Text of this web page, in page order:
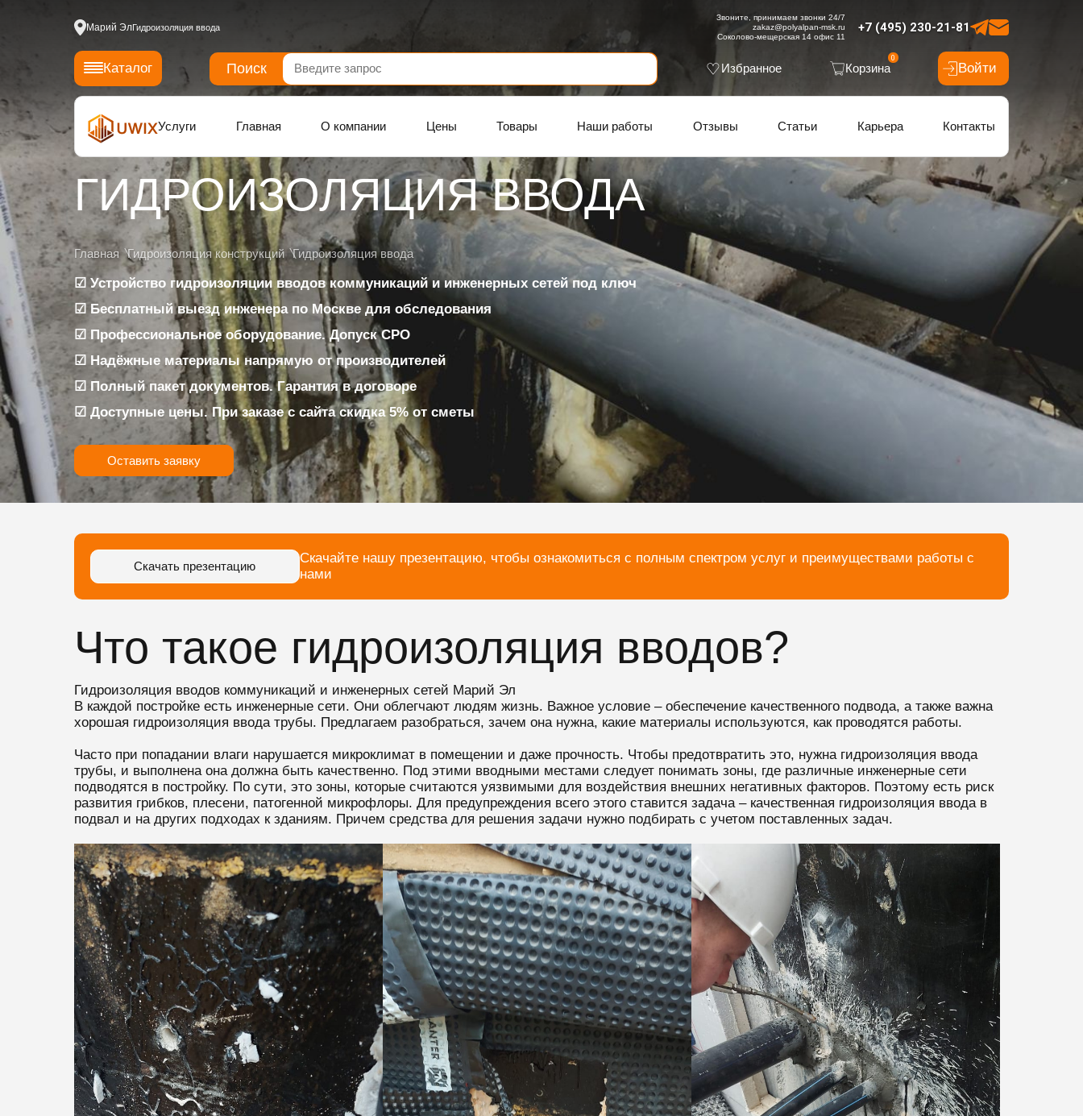
Марий ЭлГидроизоляция ввода +7 (495) 230-21-81
Звоните, принимаем звонки 24/7
zakaz@polyalpan-msk.ru
Соколово-мещерская 14 офис 11
Каталог Поиск Избранное Корзина
0
Войти
Услуги Главная О компании Цены Товары Наши работы Отзывы Статьи Карьера Контакты
ГИДРОИЗОЛЯЦИЯ ВВОДА
Главная Гидроизоляция конструкций Гидроизоляция ввода
☑ Устройство гидроизоляции вводов коммуникаций и инженерных сетей под ключ
☑ Бесплатный выезд инженера по Москве для обследования
☑ Профессиональное оборудование. Допуск СРО
☑ Надёжные материалы напрямую от производителей
☑ Полный пакет документов. Гарантия в договоре
☑ Доступные цены. При заказе с сайта скидка 5% от сметы
Оставить заявку
Скачать презентацию
Скачайте нашу презентацию, чтобы ознакомиться с полным спектром услуг и преимуществами работы с
нами
Что такое гидроизоляция вводов?
Гидроизоляция вводов коммуникаций и инженерных сетей Марий Эл
В каждой постройке есть инженерные сети. Они облегчают людям жизнь. Важное условие – обеспечение качественного подвода, а также важна
хорошая гидроизоляция ввода трубы. Предлагаем разобраться, зачем она нужна, какие материалы используются, как проводятся работы.
Часто при попадании влаги нарушается микроклимат в помещении и даже прочность. Чтобы предотвратить это, нужна гидроизоляция ввода
трубы, и выполнена она должна быть качественно. Под этими вводными местами следует понимать зоны, где различные инженерные сети
подводятся в постройку. По сути, это зоны, которые считаются уязвимыми для воздействия внешних негативных факторов. Поэтому есть риск
развития грибков, плесени, патогенной микрофлоры. Для предупреждения всего этого ставится задача – качественная гидроизоляция ввода в
подвал и на других подходах к зданиям. Причем средства для решения задачи нужно подбирать с учетом поставленных задач.